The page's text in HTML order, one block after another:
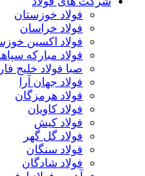
فولاد خوزستان
فولاد خراسان
فولاد اکسین
فولاد مبارکه
صبا فولاد خلیج
فولاد جهان آرا
فولاد هرمزگان
فولاد کاویان
فولاد کیش
فولاد گل گهر
فولاد سنگان
فولاد شادگان